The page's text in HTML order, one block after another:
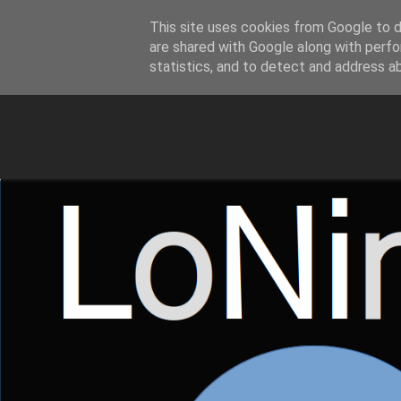
LoNinja.gr
This site uses cookies from Google to
are shared with Google along with
statistics, and to detect and address